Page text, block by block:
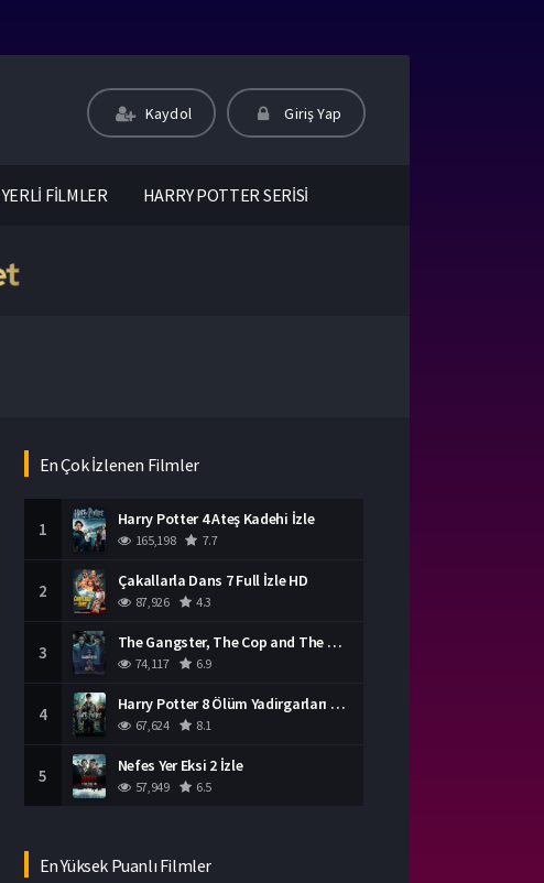
Kaydol Giriş Yap
YERLİ FİLMLER HARRY POTTER SERİSİ
En Çok İzlenen Filmler
1 Harry Potter 4 Ateş Kadehi İzle
165,198 7.7
2 Çakallarla Dans 7 Full İzle HD
87,926 4.3
3 The Gangster, The Cop and The Devil Türkçe Dublaj İzle
74,117 6.9
4 Harry Potter 8 Ölüm Yadirgarları Bölüm 2 İzle
67,624 8.1
5 Nefes Yer Eksi 2 İzle
57,949 6.5
En Yüksek Puanlı Filmler